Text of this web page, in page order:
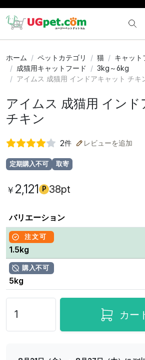
ホーム ペットカテゴリ 猫
キャット
成猫用キャットフード
3kg～6kg
アイムス 成猫用 インドアキャット チキ
アイムス 成猫用 インド
チキン
2件 レビューを追加
定期購入不可 取寄
￥ 2,121 P 38pt
バリエーション
注文可
1.5kg
購入不可
5kg
カー